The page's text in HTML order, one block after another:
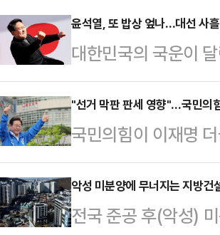
윤석열, 또 밥상 엎나…대선 사
대한민국의 국운이
비상계엄 발령으로
사랑제일교회 목사
힘 대선 후보 지지 호
기를 잡아 공세에 나
광훈 목사 주도로 열
호 전 여의도연구원
"선거 막판 판세 영향"…국민의
국민의힘이 이재명
과 유시민 전 노무현
흔들 '막판 변수'로
후보 아들의 도박자
악성 미분양에 무너지는 지방
전국 준공 후(악성)